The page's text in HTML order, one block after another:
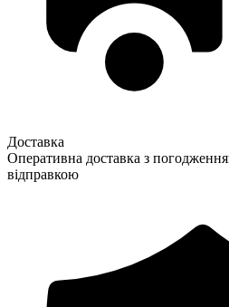
Доставка
Оперативна доставка з
відправкою